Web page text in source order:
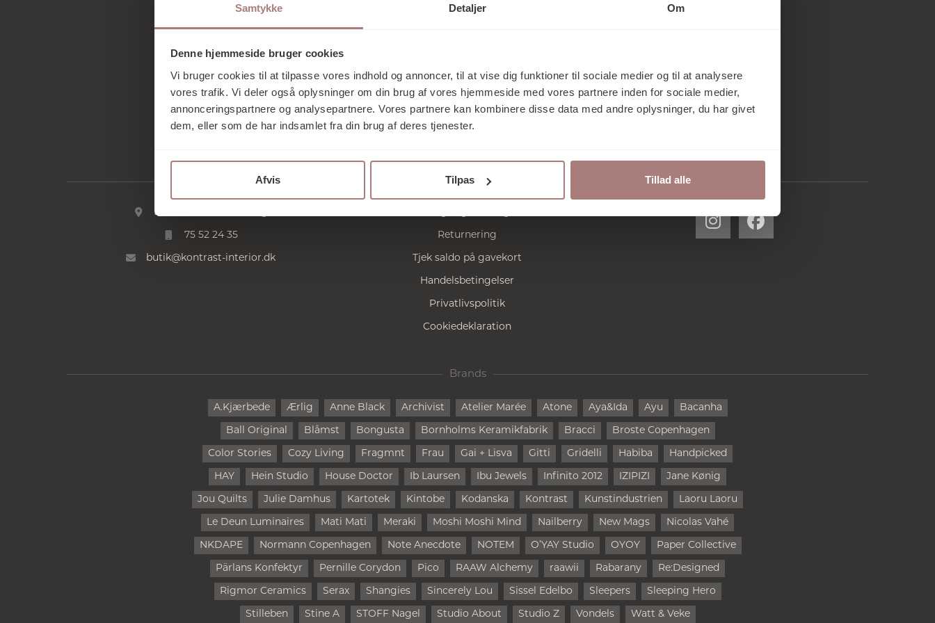
Samtykke Detaljer Om
Denne hjemmeside bruger cookies
Vi bruger cookies til at tilpasse vores indhold og annoncer, til at vise dig funktioner til sociale medier og til at analysere
vores trafik. Vi deler også oplysninger om din brug af vores hjemmeside med vores partnere inden for sociale medier,
annonceringspartnere og analysepartnere. Vores partnere kan kombinere disse data med andre oplysninger, du har givet
dem, eller som de har indsamlet fra din brug af deres tjenester.
Afvis Tilpas Tillad alle
NYHEDER SHOP BRANDS
Essen 12 · 6000 Kolding
75 52 24 35
butik@kontrast-interior.dk
Praktisk
Returnering
Tjek saldo på gavekort
Handelsbetingelser
Privatlivspolitik
Cookiedeklaration
Brands
A.Kjærbede Ærlig Anne Black Archivist Atelier Marée Atone Aya&Ida Ayu Bacanha
Ball Original Blåmst Bongusta Bornholms Keramikfabrik Bracci Broste Copenhagen
Color Stories Cozy Living Fragmnt Frau Gai + Lisva Gitti Gridelli Habiba Handpicked
HAY Hein Studio House Doctor Ib Laursen Ibu Jewels Infinito 2012 IZIPIZI Jane Kønig
Jou Quilts Julie Damhus Kartotek Kintobe Kodanska Kontrast Kunstindustrien Laoru Laoru
Le Deun Luminaires Mati Mati Meraki Moshi Moshi Mind Nailberry New Mags Nicolas Vahé
NKDAPE Normann Copenhagen Note Anecdote NOTEM O’YAY Studio OYOY Paper Collective
Pärlans Konfektyr Pernille Corydon Pico RAAW Alchemy raawii Rabarany Re:Designed
Rigmor Ceramics Serax Shangies Sincerely Lou Sissel Edelbo Sleepers Sleeping Hero
Stilleben Stine A STOFF Nagel Studio About Studio Z Vondels Watt & Veke